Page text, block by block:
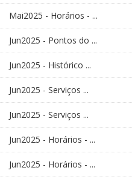
Mai2025 - Horários - ...
Jun2025 - Pontos do ...
Jun2025 - Histórico ...
Jun2025 - Serviços ...
Jun2025 - Serviços ...
Jun2025 - Horários - ...
Jun2025 - Horários - ...